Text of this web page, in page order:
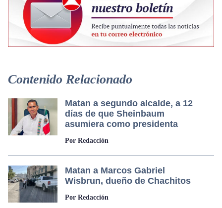
Contenido Relacionado
Matan a segundo alcalde, a 12
días de que Sheinbaum
asumiera como presidenta
Por Redacción
Matan a Marcos Gabriel
Wisbrun, dueño de Chachitos
Por Redacción